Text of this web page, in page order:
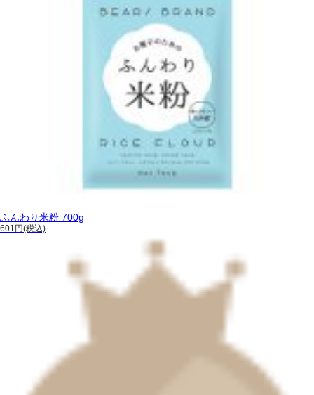
ふんわり米粉 700g
601円(税込)